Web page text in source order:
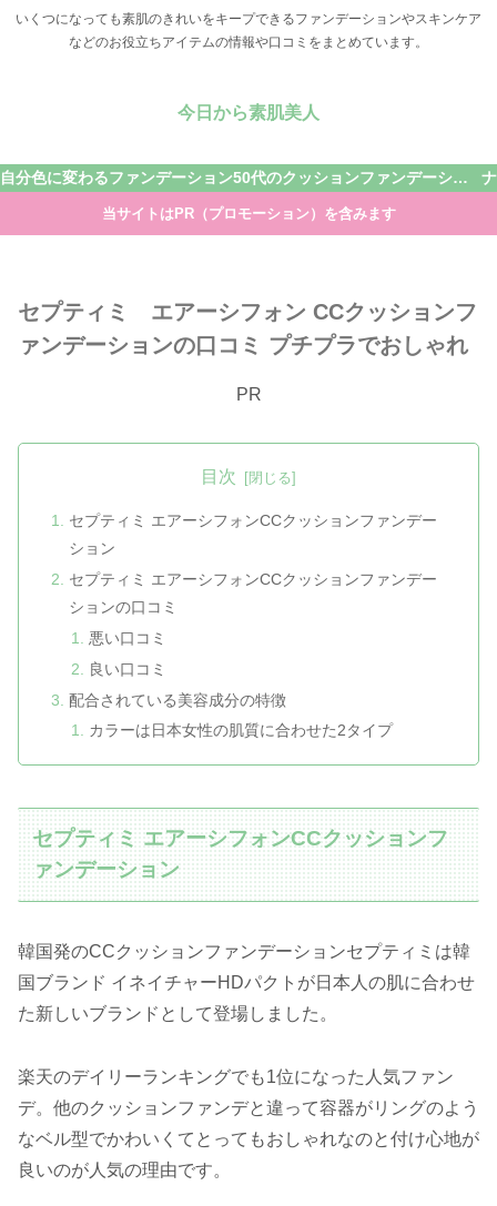
いくつになっても素肌のきれいをキープできるファンデーションやスキンケア
などのお役立ちアイテムの情報や口コミをまとめています。
今日から素肌美人
自分色に変わるファンデーション 50代のクッションファンデーション
当サイトはPR（プロモーション）を含みます
セプティミ エアーシフォン CCクッションフ
ァンデーションの口コミ プチプラでおしゃれ
PR
目次
セプティミ エアーシフォンCCクッションファンデー
ション
セプティミ エアーシフォンCCクッションファンデー
ションの口コミ
悪い口コミ
良い口コミ
配合されている美容成分の特徴
カラーは日本女性の肌質に合わせた2タイプ
セプティミ エアーシフォンCCクッションフ
ァンデーション
韓国発のCCクッションファンデーションセプティミは韓
国ブランド イネイチャーHDパクトが日本人の肌に合わせ
た新しいブランドとして登場しました。
楽天のデイリーランキングでも1位になった人気ファン
デ。他のクッションファンデと違って容器がリングのよう
なベル型でかわいくてとってもおしゃれなのと付け心地が
良いのが人気の理由です。